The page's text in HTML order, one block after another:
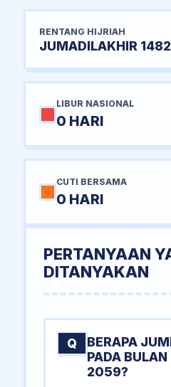
RENTANG HIJRIAH
JUMADILAKHIR
LIBUR NASIONAL
0 HARI
CUTI BERSAMA
0 HARI
PERTANYAAN
DITANYAKAN
Q
BERAPA
PADA BULAN
2059?